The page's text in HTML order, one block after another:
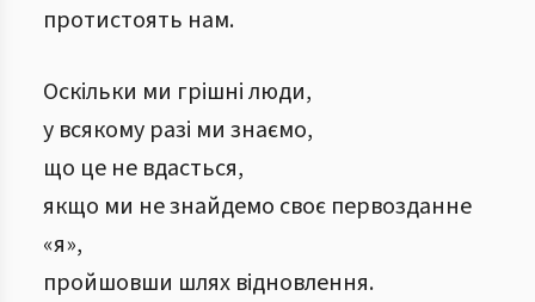
протистоять нам.
Оскільки ми грішні люди,
у всякому разі ми знаємо,
що це не вдасться,
якщо ми не знайдемо своє первозданне
«я»,
пройшовши шлях відновлення.